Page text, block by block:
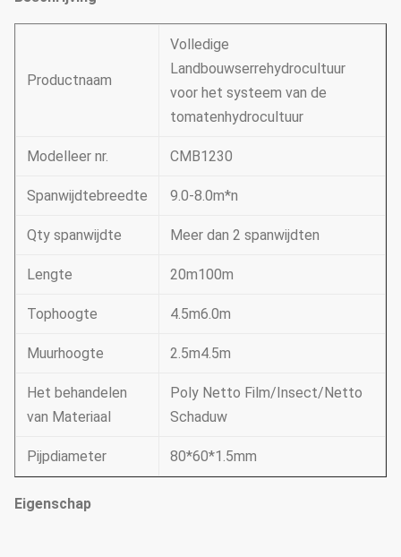
Productnaam
Volledige
Landbouwserrehydrocultuur
voor het systeem van de
tomatenhydrocultuur
Modelleer nr. CMB1230
Spanwijdtebreedte 9.0-8.0m*n
Qty spanwijdte Meer dan 2 spanwijdten
Lengte 20m100m
Tophoogte 4.5m6.0m
Muurhoogte 2.5m4.5m
Het behandelen
van Materiaal
Poly Netto Film/Insect/Netto
Schaduw
Pijpdiameter 80*60*1.5mm
Eigenschap